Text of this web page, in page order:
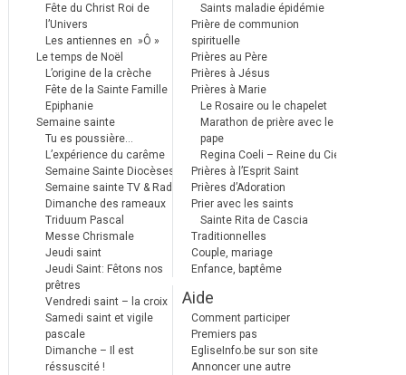
Fête du Christ Roi de
l’Univers
Les antiennes en »Ô »
Le temps de Noël
L’origine de la crèche
Fête de la Sainte Famille
Epiphanie
Semaine sainte
Tu es poussière…
L’expérience du carême
Semaine Sainte Diocèses
Semaine sainte TV & Radio
Dimanche des rameaux
Triduum Pascal
Messe Chrismale
Jeudi saint
Jeudi Saint: Fêtons nos
prêtres
Vendredi saint – la croix
Samedi saint et vigile
pascale
Dimanche – Il est
réssuscité !
Saints maladie épidémie
Prière de communion
spirituelle
Prières au Père
Prières à Jésus
Prières à Marie
Le Rosaire ou le chapelet
Marathon de prière avec le
pape
Regina Coeli – Reine du Ciel
Prières à l’Esprit Saint
Prières d’Adoration
Prier avec les saints
Sainte Rita de Cascia
Traditionnelles
Couple, mariage
Enfance, baptême
Aide
Comment participer
Premiers pas
EgliseInfo.be sur son site
Annoncer une autre